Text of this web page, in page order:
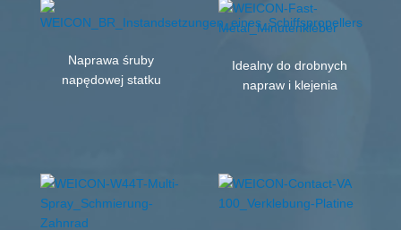
Naprawa śruby
napędowej statku
Idealny do drobnych
napraw i klejenia